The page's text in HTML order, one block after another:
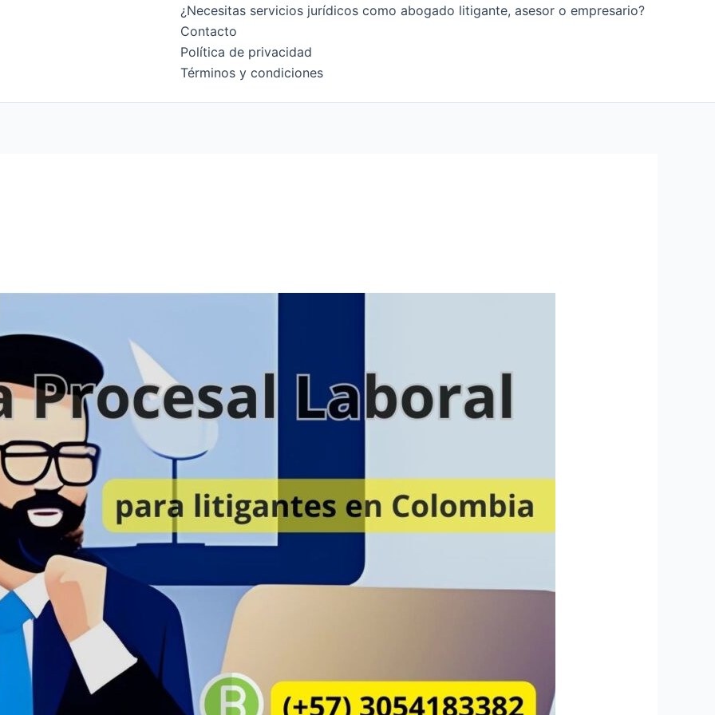
¿Necesitas servicios jurídicos como abogado litigante, asesor o empresario?
Contacto
Política de privacidad
Términos y condiciones